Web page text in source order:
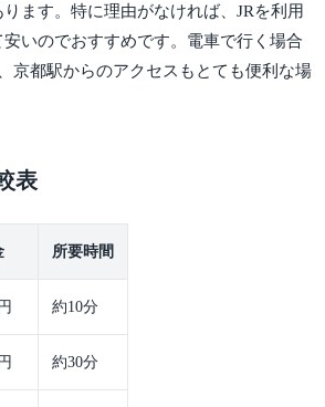
ます。特に理由がなければ、JRを利用
いのでおすすめです。電車で行く場合
京都駅からのアクセスもとても便利な場
表
所要時間
約10分
約30分